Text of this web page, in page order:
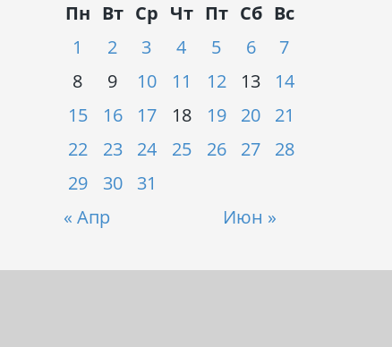
Пн Вт Ср Чт Пт Сб Вс
« Апр Июн »
1 2 3 4 5 6
7
8
9 10 11 12 13
14
15
16 17 18 19 20
21
22
23 24 25 26 27
28
29
30 31